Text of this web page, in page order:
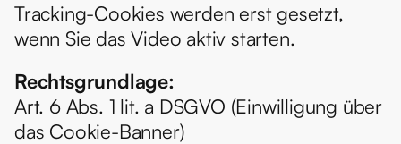
Tracking-Cookies werden erst gesetzt,
wenn Sie das Video aktiv starten.
Rechtsgrundlage:
Art. 6 Abs. 1 lit. a DSGVO (Einwilligung über
das Cookie-Banner)